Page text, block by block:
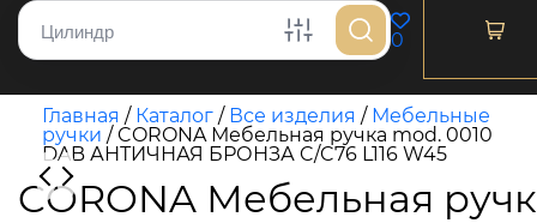
0
Главная / Каталог / Все изделия / Мебельные
ручки /CORONA Мебельная ручка mod. 0010
DAB АНТИЧНАЯ БРОНЗА C/C76 L116 W45
CORONA Мебельная